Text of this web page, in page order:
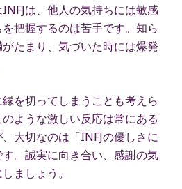
は、他人の気持ちには敏感
把握するのは苦手です。知ら
たまり、気づいた時には爆発
を切ってしまうことも考えら
ような激しい反応は常にある
大切なのは「INFJの優しさに
。誠実に向き合い、感謝の気
ましょう。